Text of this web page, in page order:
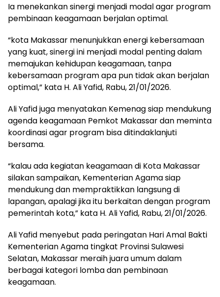
Ia menekankan sinergi menjadi modal agar program
pembinaan keagamaan berjalan optimal.
“kota Makassar menunjukkan energi kebersamaan
yang kuat, sinergi ini menjadi modal penting dalam
memajukan kehidupan keagamaan, tanpa
kebersamaan program apa pun tidak akan berjalan
optimal,” kata H. Ali Yafid, Rabu, 21/01/2026.
Ali Yafid juga menyatakan Kemenag siap mendukung
agenda keagamaan Pemkot Makassar dan meminta
koordinasi agar program bisa ditindaklanjuti
bersama.
“kalau ada kegiatan keagamaan di Kota Makassar
silakan sampaikan, Kementerian Agama siap
mendukung dan mempraktikkan langsung di
lapangan, apalagi jika itu berkaitan dengan program
pemerintah kota,” kata H. Ali Yafid, Rabu, 21/01/2026.
Ali Yafid menyebut pada peringatan Hari Amal Bakti
Kementerian Agama tingkat Provinsi Sulawesi
Selatan, Makassar meraih juara umum dalam
berbagai kategori lomba dan pembinaan
keagamaan.